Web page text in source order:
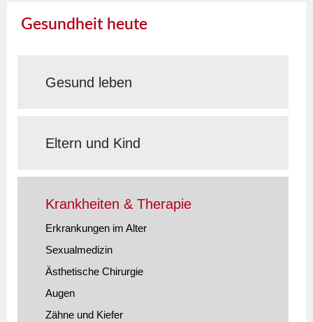
Gesundheit heute
Gesund leben
Eltern und Kind
Krankheiten & Therapie
Erkrankungen im Alter
Sexualmedizin
Ästhetische Chirurgie
Augen
Zähne und Kiefer